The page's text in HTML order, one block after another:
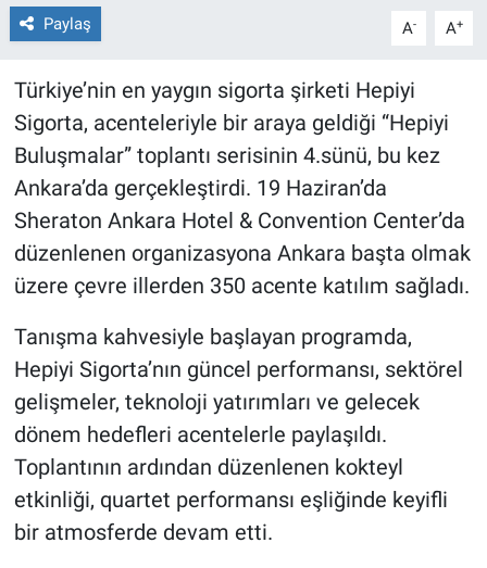
Paylaş A- A+
Türkiye’nin en yaygın sigorta şirketi Hepiyi
Sigorta, acenteleriyle bir araya geldiği “Hepiyi
Buluşmalar” toplantı serisinin 4.sünü, bu kez
Ankara’da gerçekleştirdi. 19 Haziran’da
Sheraton Ankara Hotel & Convention Center’da
düzenlenen organizasyona Ankara başta olmak
üzere çevre illerden 350 acente katılım sağladı.
Tanışma kahvesiyle başlayan programda,
Hepiyi Sigorta’nın güncel performansı, sektörel
gelişmeler, teknoloji yatırımları ve gelecek
dönem hedefleri acentelerle paylaşıldı.
Toplantının ardından düzenlenen kokteyl
etkinliği, quartet performansı eşliğinde keyifli
bir atmosferde devam etti.